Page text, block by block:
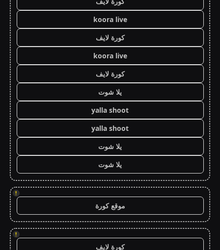
koora live
كورة لايف
koora live
كورة لايف
يلا شوت
yalla shoot
yalla shoot
يلا شوت
يلا شوت
!
موقع كورة
!
كورة لايف